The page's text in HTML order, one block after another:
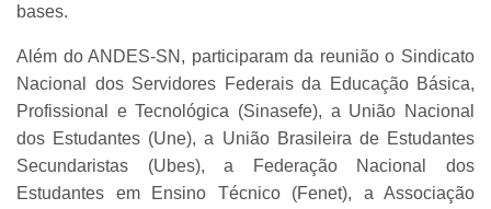
bases.
Além do ANDES-SN, participaram da reunião o Sindicato
Nacional dos Servidores Federais da Educação Básica,
Profissional e Tecnológica (Sinasefe), a União Nacional
dos Estudantes (Une), a União Brasileira de Estudantes
Secundaristas (Ubes), a Federação Nacional dos
Estudantes em Ensino Técnico (Fenet), a Associação